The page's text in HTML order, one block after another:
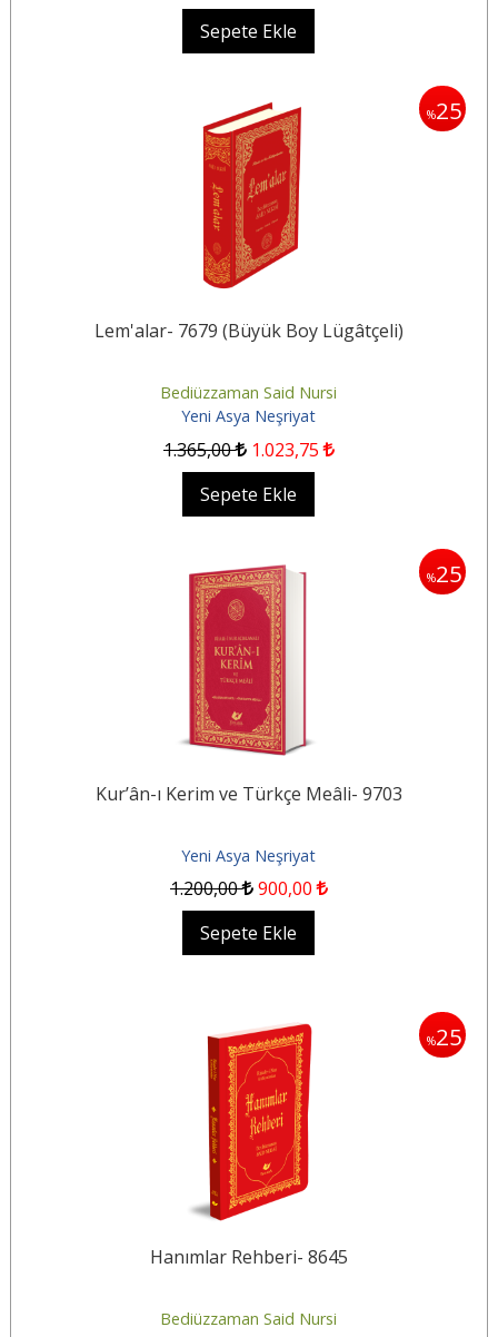
Sepete Ekle
%25
Lem'alar- 7679 (Büyük Boy Lügâtçeli)
Bediüzzaman Said Nursi
Yeni Asya Neşriyat
1.365,00 1.023,75
Sepete Ekle
%25
Kur’ân-ı Kerim ve Türkçe Meâli- 9703
Yeni Asya Neşriyat
1.200,00 900,00
Sepete Ekle
%25
Hanımlar Rehberi- 8645
Bediüzzaman Said Nursi